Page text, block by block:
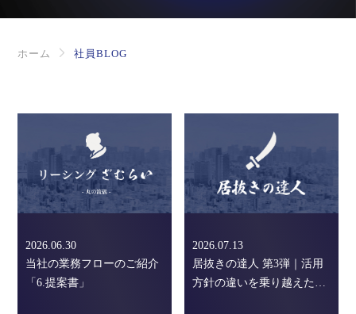
ホーム 社員BLOG
2026.06.30
当社の業務フローのご紹介
「6.提案書」
2026.07.13
居抜きの達人 第3弾｜活用
方針の違いを乗り越えた